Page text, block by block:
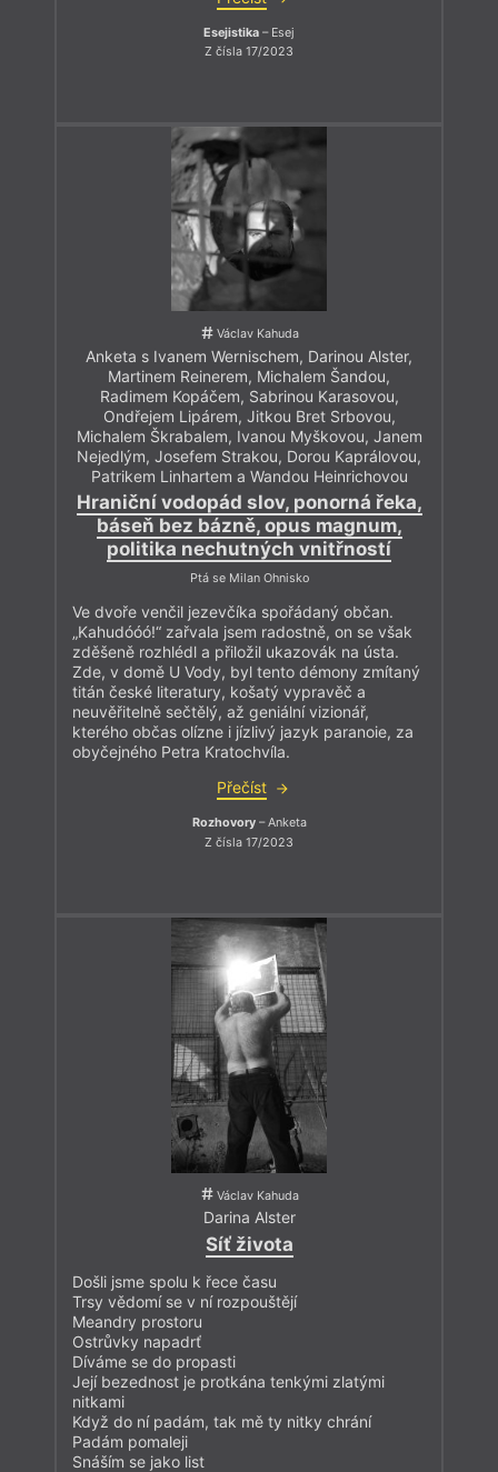
Esejistika – Esej
Z čísla 17/2023
Václav Kahuda
Anketa s Ivanem Wernischem, Darinou Alster,
Martinem Reinerem, Michalem Šandou,
Radimem Kopáčem, Sabrinou Karasovou,
Ondřejem Lipárem, Jitkou Bret Srbovou,
Michalem Škrabalem, Ivanou Myškovou, Janem
Nejedlým, Josefem Strakou, Dorou Kaprálovou,
Patrikem Linhartem a Wandou Heinrichovou
Hraniční vodopád slov, ponorná řeka,
báseň bez bázně, opus magnum,
politika nechutných vnitřností
Ptá se Milan Ohnisko
Ve dvoře venčil jezevčíka spořádaný občan.
„Kahudóóó!“ zařvala jsem radostně, on se však
zděšeně rozhlédl a přiložil ukazovák na ústa.
Zde, v domě U Vody, byl tento démony zmítaný
titán české literatury, košatý vypravěč a
neuvěřitelně sečtělý, až geniální vizionář,
kterého občas olízne i jízlivý jazyk paranoie, za
obyčejného Petra Kratochvíla.
Přečíst
Rozhovory– Anketa
Z čísla 17/2023
Václav Kahuda
Darina Alster
Síť života
Došli jsme spolu k řece času
Trsy vědomí se v ní rozpouštějí
Meandry prostoru
Ostrůvky napadrť
Díváme se do propasti
Její bezednost je protkána tenkými zlatými
nitkami
Když do ní padám, tak mě ty nitky chrání
Padám pomaleji
Snáším se jako list